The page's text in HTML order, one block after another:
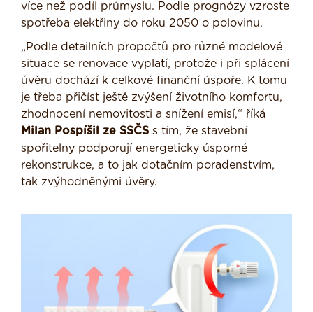
více než podíl průmyslu. Podle prognózy vzroste
spotřeba elektřiny do roku 2050 o polovinu.
„Podle detailních propočtů pro různé modelové
situace se renovace vyplatí, protože i při splácení
úvěru dochází k celkové finanční úspoře. K tomu
je třeba přičíst ještě zvýšení životního komfortu,
zhodnocení nemovitosti a snížení emisí,“ říká
Milan Pospíšil ze SSČS s tím, že stavební
spořitelny podporují energeticky úsporné
rekonstrukce, a to jak dotačním poradenstvím,
tak zvýhodněnými úvěry.